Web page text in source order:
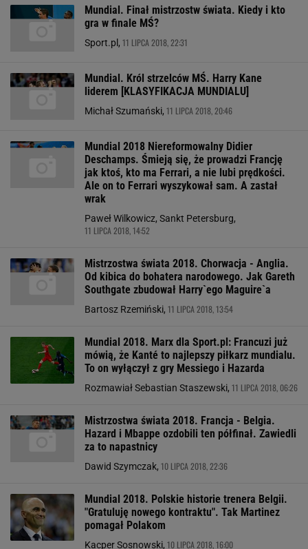
Mundial. Finał mistrzostw świata. Kiedy i kto
gra w finale MŚ?
Sport.pl, 11 LIPCA 2018, 22:31
Mundial. Król strzelców MŚ. Harry Kane
liderem [KLASYFIKACJA MUNDIALU]
Michał Szumański, 11 LIPCA 2018, 20:46
Mundial 2018 Niereformowalny Didier
Deschamps. Śmieją się, że prowadzi Francję
jak ktoś, kto ma Ferrari, a nie lubi prędkości.
Ale on to Ferrari wyszykował sam. A zastał
wrak
Paweł Wilkowicz, Sankt Petersburg,
11 LIPCA 2018, 14:52
Mistrzostwa świata 2018. Chorwacja - Anglia.
Od kibica do bohatera narodowego. Jak Gareth
Southgate zbudował Harry`ego Maguire`a
Bartosz Rzemiński, 11 LIPCA 2018, 13:54
Mundial 2018. Marx dla Sport.pl: Francuzi już
mówią, że Kanté to najlepszy piłkarz mundialu.
To on wyłączył z gry Messiego i Hazarda
Rozmawiał Sebastian Staszewski, 11 LIPCA 2018, 06:26
Mistrzostwa świata 2018. Francja - Belgia.
Hazard i Mbappe ozdobili ten półfinał. Zawiedli
za to napastnicy
Dawid Szymczak, 10 LIPCA 2018, 22:36
Mundial 2018. Polskie historie trenera Belgii.
"Gratuluję nowego kontraktu". Tak Martinez
pomagał Polakom
Kacper Sosnowski, 10 LIPCA 2018, 16:00